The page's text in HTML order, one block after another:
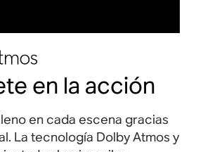
en la acción
en cada escena gracias
La tecnología Dolby Atmos y